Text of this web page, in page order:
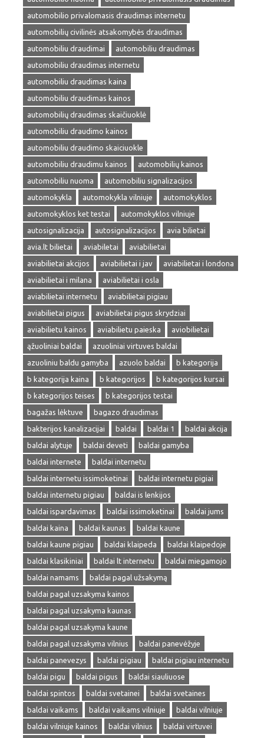
automobilio privalomasis draudimas internetu
automobilių civilinės atsakomybės draudimas
automobiliu draudimai
automobiliu draudimas
automobiliu draudimas internetu
automobiliu draudimas kaina
automobiliu draudimas kainos
automobilių draudimas skaičiuoklė
automobiliu draudimo kainos
automobiliu draudimo skaiciuokle
automobiliu draudimu kainos
automobilių kainos
automobiliu nuoma
automobiliu signalizacijos
automokykla
automokykla vilniuje
automokyklos
automokyklos ket testai
automokyklos vilniuje
autosignalizacija
autosignalizacijos
avia bilietai
avia.lt bilietai
aviabiletai
aviabilietai
aviabilietai akcijos
aviabilietai i jav
aviabilietai i londona
aviabilietai i milana
aviabilietai i osla
aviabilietai internetu
aviabilietai pigiau
aviabilietai pigus
aviabilietai pigus skrydziai
aviabilietu kainos
aviabilietu paieska
aviobilietai
ąžuoliniai baldai
azuoliniai virtuves baldai
azuoliniu baldu gamyba
azuolo baldai
b kategorija
b kategorija kaina
b kategorijos
b kategorijos kursai
b kategorijos teises
b kategorijos testai
bagažas lėktuve
bagazo draudimas
bakterijos kanalizacijai
baldai baldai 1
baldai akcija
baldai alytuje
baldai deveti
baldai gamyba
baldai internete
baldai internetu
baldai internetu issimoketinai
baldai internetu pigiai
baldai internetu pigiau
baldai is lenkijos
baldai ispardavimas
baldai issimoketinai
baldai jums
baldai kaina
baldai kaunas
baldai kaune
baldai kaune pigiau
baldai klaipeda
baldai klaipedoje
baldai klasikiniai
baldai lt internetu
baldai miegamojo
baldai namams
baldai pagal užsakymą
baldai pagal uzsakyma kainos
baldai pagal uzsakyma kaunas
baldai pagal uzsakyma kaune
baldai pagal uzsakyma vilnius
baldai panevėžyje
baldai panevezys
baldai pigiau
baldai pigiau internetu
baldai pigu
baldai pigus
baldai siauliuose
baldai spintos
baldai svetainei
baldai svetaines
baldai vaikams
baldai vaikams vilniuje
baldai vilniuje
baldai vilniuje kainos
baldai vilnius
baldai virtuvei